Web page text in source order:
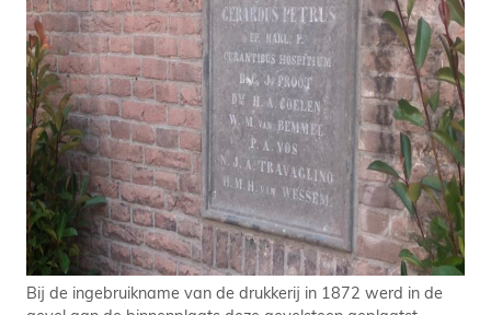
Bij de ingebruikname van de drukkerij in 1872 werd in de